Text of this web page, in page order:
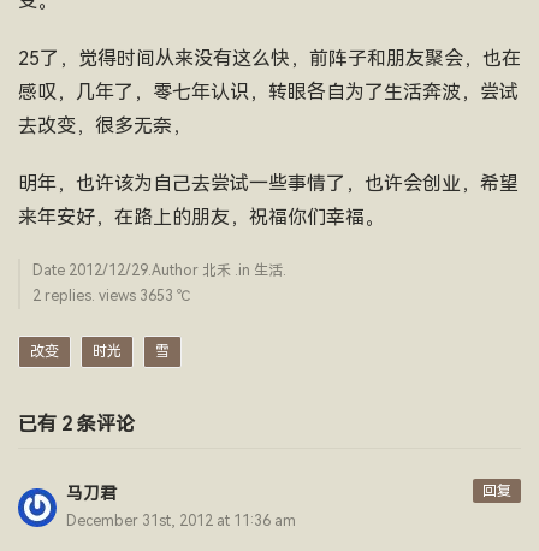
25了，觉得时间从来没有这么快，前阵子和朋友聚会，也在
感叹，几年了，零七年认识，转眼各自为了生活奔波，尝试
去改变，很多无奈，
明年，也许该为自己去尝试一些事情了，也许会创业，希望
来年安好，在路上的朋友，祝福你们幸福。
Date 2012/12/29.Author 北禾 .in 生活.
2 replies. views 3653 ­℃
改变 时光 雪
已有 2 条评论
马刀君
December 31st, 2012 at 11:36 am
回复